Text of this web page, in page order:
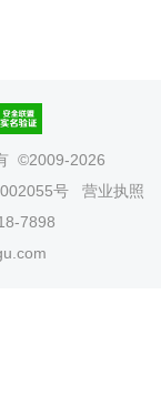
©2009-2026
号
营业执照
7898